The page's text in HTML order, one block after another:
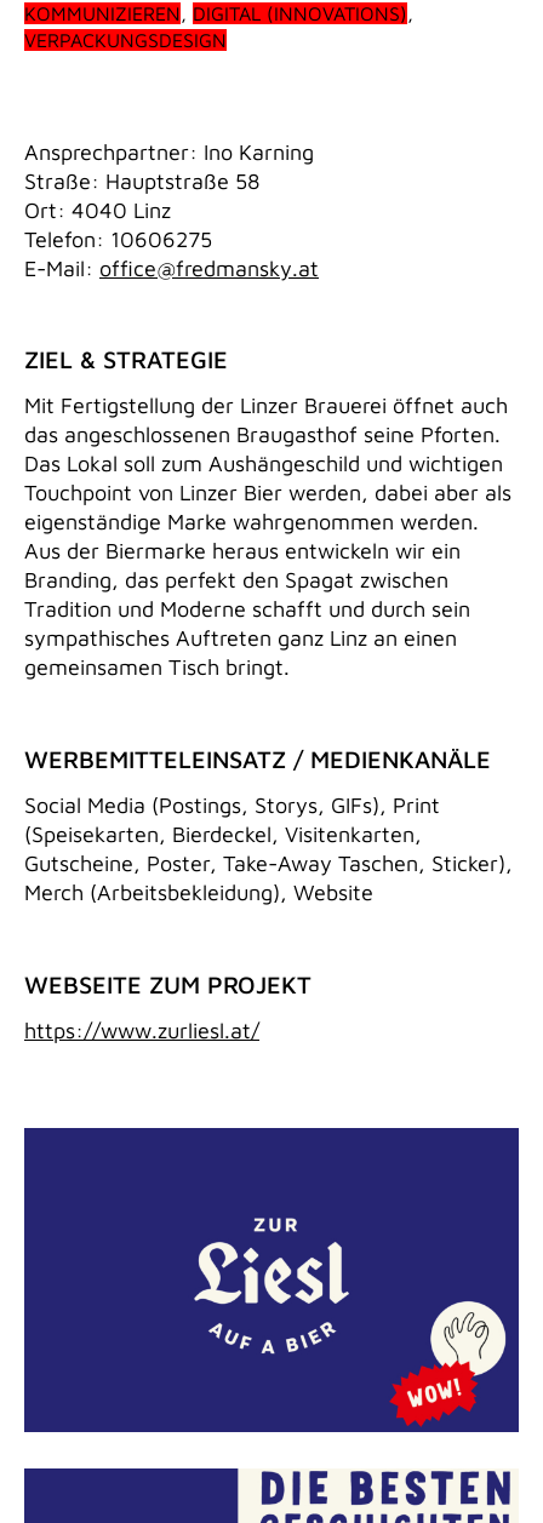
KOMMUNIZIEREN, DIGITAL (INNOVATIONS) ,
VERPACKUNGSDESIGN
Ansprechpartner: Ino Karning
Straße: Hauptstraße 58
Ort: 4040 Linz
Telefon: 10606275
E-Mail: office@fredmansky.at
ZIEL & STRATEGIE
Mit Fertigstellung der Linzer Brauerei öffnet auch
das angeschlossenen Braugasthof seine Pforten.
Das Lokal soll zum Aushängeschild und wichtigen
Touchpoint von Linzer Bier werden, dabei aber als
eigenständige Marke wahrgenommen werden.
Aus der Biermarke heraus entwickeln wir ein
Branding, das perfekt den Spagat zwischen
Tradition und Moderne schafft und durch sein
sympathisches Auftreten ganz Linz an einen
gemeinsamen Tisch bringt.
WERBEMITTELEINSATZ / MEDIENKANÄLE
Social Media (Postings, Storys, GIFs), Print
(Speisekarten, Bierdeckel, Visitenkarten,
Gutscheine, Poster, Take-Away Taschen, Sticker),
Merch (Arbeitsbekleidung), Website
WEBSEITE ZUM PROJEKT
https://www.zurliesl.at/